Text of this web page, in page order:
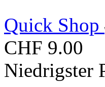
Quick Shop
CHF 9.00
Niedrigster